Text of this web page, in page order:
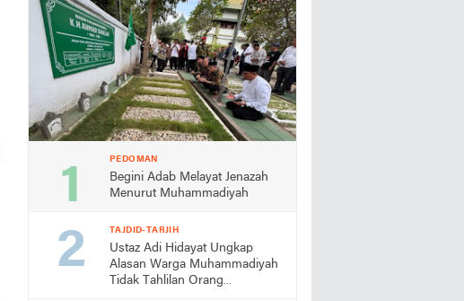
PEDOMAN
Begini Adab Melayat Jenazah
Menurut Muhammadiyah
TAJDID-TARJIH
Ustaz Adi Hidayat Ungkap
Alasan Warga Muhammadiyah
Tidak Tahlilan Orang